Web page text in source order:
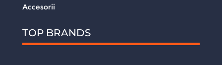
Accesorii
TOP BRANDS